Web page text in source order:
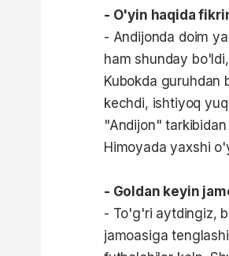
- O'yin haqida
- Andijonda doim
ham shunday
Kubokda guruhdan
kechdi, ishtiyoq
"Andijon"
Himoyada yaxshi
- Goldan keyin
- To'g'ri aytdingiz,
jamoasiga